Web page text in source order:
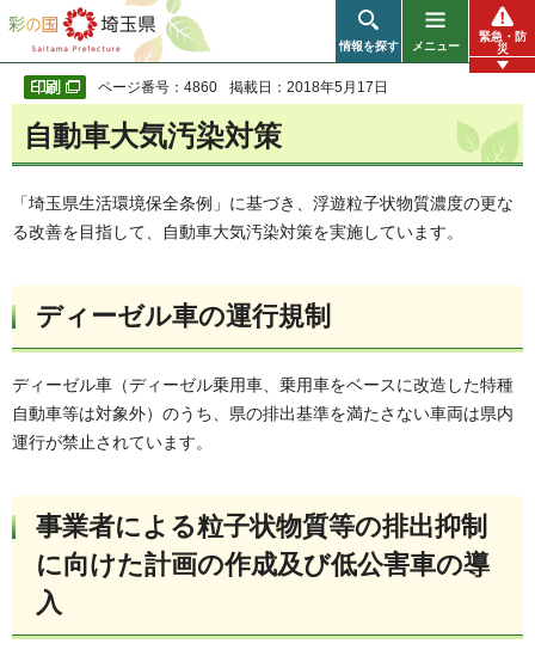
彩の国 埼玉県
情報を探す メニュー
緊急・防
災
ページ番号：4860 掲載日：2018年5月17日
自動車大気汚染対策
「埼玉県生活環境保全条例」に基づき、浮遊粒子状物質濃度の更な
る改善を目指して、自動車大気汚染対策を実施しています。
ディーゼル車の運行規制
ディーゼル車（ディーゼル乗用車、乗用車をベースに改造した特種
自動車等は対象外）のうち、県の排出基準を満たさない車両は県内
運行が禁止されています。
事業者による粒子状物質等の排出抑制
に向けた計画の作成及び低公害車の導
入